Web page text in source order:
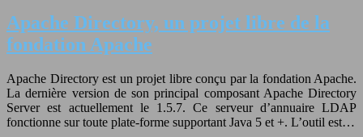
Apache Directory, un projet libre de la
fondation Apache
Apache Directory est un projet libre conçu par la fondation Apache.
La dernière version de son principal composant Apache Directory
Server est actuellement le 1.5.7. Ce serveur d’annuaire LDAP
fonctionne sur toute plate-forme supportant Java 5 et +. L’outil est…